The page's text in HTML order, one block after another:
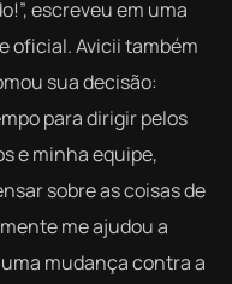
escreveu em uma
oficial. Avicii também
sua decisão:
para dirigir pelos
e minha equipe,
sobre as coisas de
me ajudou a
mudança contra a